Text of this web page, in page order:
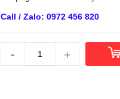
Call / Zalo: 0972 456 820
- +